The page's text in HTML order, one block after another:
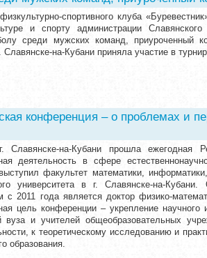
спортивного клуба
и спорту администрации
среди мужских команд, приуроченный
на-Кубани приняла участие в
конференция – о проблемах и
на-Кубани прошла ежегодная
деятельность в сфере
факультет математики,
университета в г. Славянске-на-
с 2011 года является доктор физико-
цель конференции – укрепление научного и
вуза и учителей общеобразовательных
к теоретическому исследованию и
образования.